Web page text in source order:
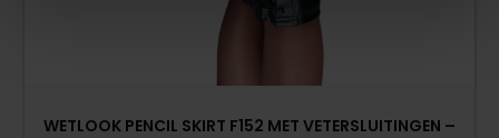
WETLOOK PENCIL SKIRT F152 MET VETERSLUITINGEN –